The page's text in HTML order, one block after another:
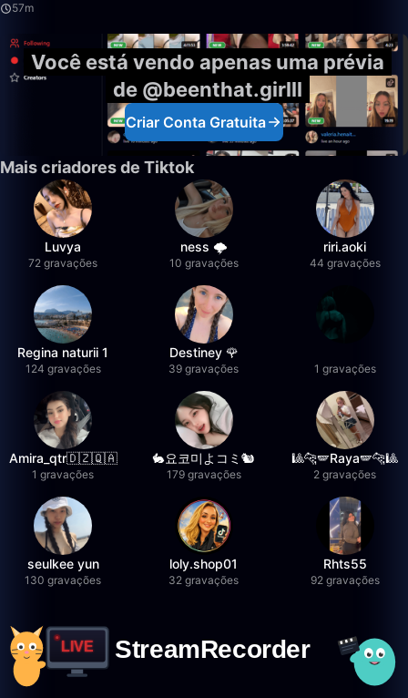
57m
Você está vendo apenas uma prévia
de @beenthat.girlll
Criar Conta Gratuita
Mais criadores de Tiktok
Luvya
72 gravações
ness 🌩️
10 gravações
riri.aoki
44 gravações
Regina naturii 1
124 gravações
Destiney 🌹
39 gravações 1 gravações
Amira_qtr🇩🇿🇶🇦
1 gravações
🐇요코미よコミ🐿
179 gravações
🎱🐆🪽Raya🪽🐆🎱
2 gravações
seulkee yun
130 gravações
loly.shop01
32 gravações
Rhts55
92 gravações